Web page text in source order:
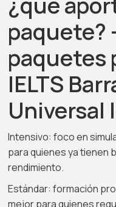
paquete?
paquetes
IELTS
Universal
Intensivo: foco en
para quienes ya tienen
rendimiento.
Estándar: formación
mejor para quienes